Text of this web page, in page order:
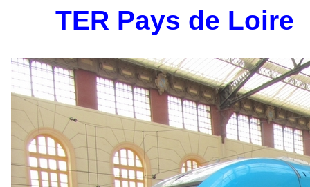
TER Pays de Loire